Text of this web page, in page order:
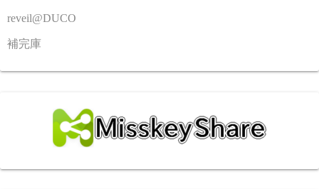
reveil@DUCO
補完庫